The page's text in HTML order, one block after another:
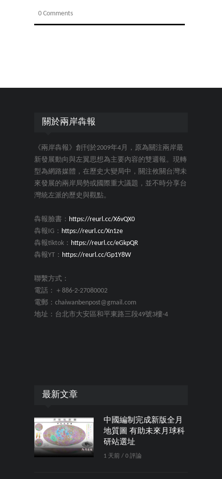
0 Comments
關於兩岸犇報
《兩岸犇報》創刊於2009年4月，原為關注兩岸最
新發展動向與左翼思想為主要內容的雙週報。現轉
型為網路媒體，在歷史大變局中，關注攸關台灣未
來發展的兩岸局勢或國際重大議題，並不時分享台
灣統左派的歷史與觀點。
犇報臉書： https://reurl.cc/X6vQX0
犇報IG： https://reurl.cc/Xn1ze
犇報tiktok： https://reurl.cc/eGkpQR
犇報YT： https://reurl.cc/Gp1Y8W
聯繫方式：
電話：＋886-2-27080002
電郵：chaiwanbenpost@gmail.com
地址：台北市大安區和平東路三段49號3樓-4
最新文章
中國編制完成新版全月
地質圖 有助未來月球科
研站選址
1 天前 / 0 評論